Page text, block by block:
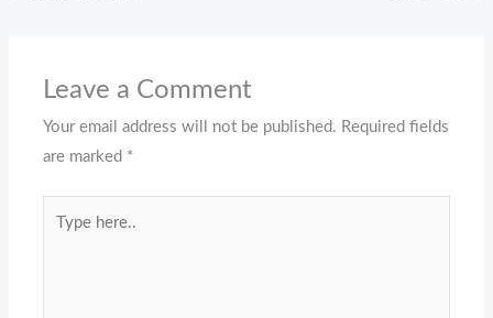
Leave a Comment
Your email address will not be published. Required fields
are marked *